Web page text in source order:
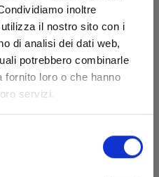
inoltre
il nostro sito con i
di analisi dei dati web,
potrebbero combinarle
fornito loro o che hanno
servizi.
le anteprime e gli
Napoli 2025
le anteprime e gli
Napoli 2025
LOVE STORY WITH
e divertente commedia